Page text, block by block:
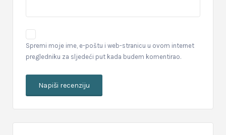
Spremi moje ime, e-poštu i web-stranicu u ovom internet
pregledniku za sljedeći put kada budem komentirao.